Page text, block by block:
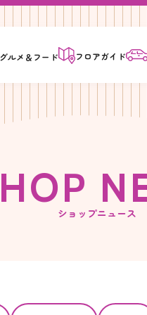
グルメ＆ フード フロアガイド
HOP N
ショップニュース